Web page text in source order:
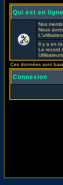
Qui est en
Nos
Nous
Il y a en
Le record
Ces données sont
Connexion